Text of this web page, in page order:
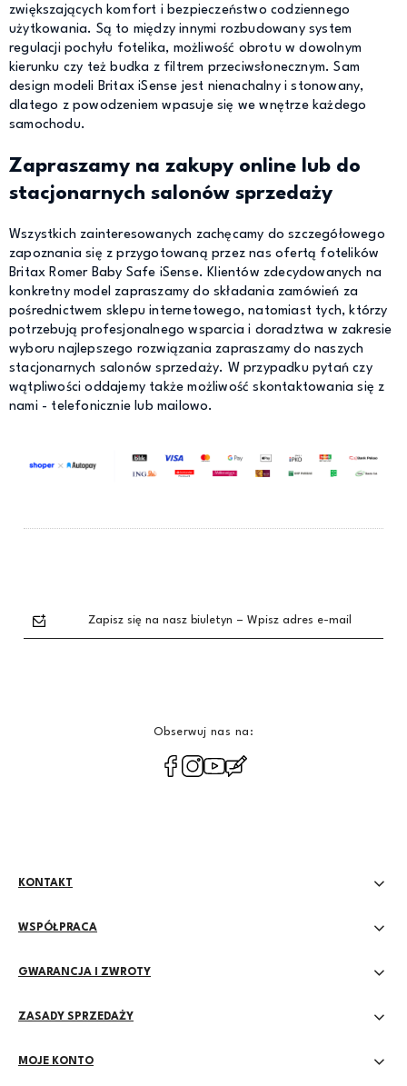
zwiększających komfort i bezpieczeństwo codziennego
użytkowania. Są to między innymi rozbudowany system
regulacji pochyłu fotelika, możliwość obrotu w dowolnym
kierunku czy też budka z filtrem przeciwsłonecznym. Sam
design modeli Britax iSense jest nienachalny i stonowany,
dlatego z powodzeniem wpasuje się we wnętrze każdego
samochodu.
Zapraszamy na zakupy online lub do
stacjonarnych salonów sprzedaży
Wszystkich zainteresowanych zachęcamy do szczegółowego
zapoznania się z przygotowaną przez nas ofertą fotelików
Britax Romer Baby Safe iSense. Klientów zdecydowanych na
konkretny model zapraszamy do składania zamówień za
pośrednictwem sklepu internetowego, natomiast tych, którzy
potrzebują profesjonalnego wsparcia i doradztwa w zakresie
wyboru najlepszego rozwiązania zapraszamy do naszych
stacjonarnych salonów sprzedaży. W przypadku pytań czy
wątpliwości oddajemy także możliwość skontaktowania się z
nami - telefonicznie lub mailowo.
Zapisz się na nasz biuletyn – Wpisz adres e-mail
Obserwuj nas na:
KONTAKT
WSPÓŁPRACA
GWARANCJA I ZWROTY
ZASADY SPRZEDAŻY
MOJE KONTO